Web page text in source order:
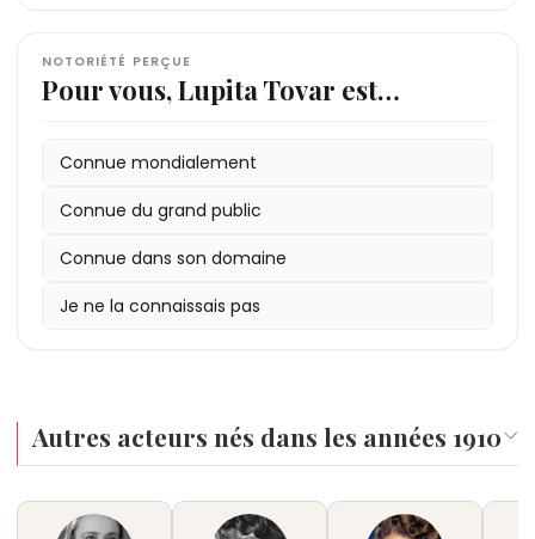
NOTORIÉTÉ PERÇUE
Pour vous, Lupita Tovar est…
Connue mondialement
Connue du grand public
Connue dans son domaine
Je ne la connaissais pas
Autres acteurs nés dans les années 1910